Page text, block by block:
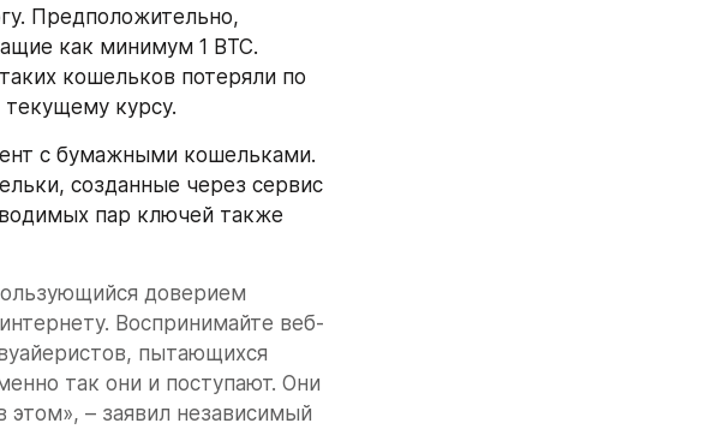
Предположительно,
как минимум 1 BTC.
кошельков потеряли по
курсу.
с бумажными кошельками.
созданные через сервис
пар ключей также
доверием
Воспринимайте веб-
пытающихся
так они и поступают. Они
этом», – заявил независимый